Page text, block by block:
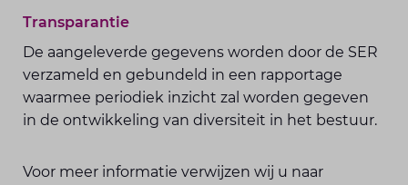
Transparantie
De aangeleverde gegevens worden door de SER
verzameld en gebundeld in een rapportage
waarmee periodiek inzicht zal worden gegeven
in de ontwikkeling van diversiteit in het bestuur.
Voor meer informatie verwijzen wij u naar